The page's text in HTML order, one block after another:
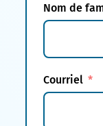
Nom de
Courriel